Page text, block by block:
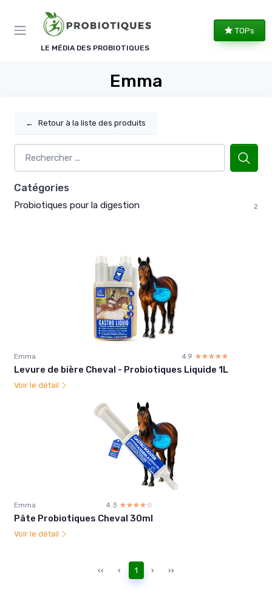
LE MÉDIA DES PROBIOTIQUES
TOPs
Emma
← Retour à la liste des produits
Catégories
Probiotiques pour la digestion 2
Emma 4.9 ☆☆☆☆☆
★★★★★
Levure de bière Cheval - Probiotiques Liquide 1L
Voir le détail
Emma 4.3 ☆☆☆☆☆
★★★★★
Pâte Probiotiques Cheval 30ml
Voir le détail
‹‹ ‹ 1 › ››